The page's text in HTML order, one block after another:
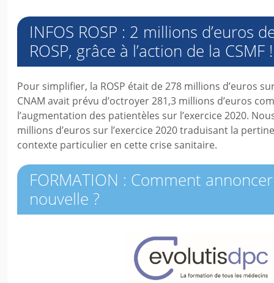
INFOS ROSP : 2 millions d’euros
ROSP, grâce à l’action de la CSMF !
Pour simplifier, la ROSP était de 278 millions d’euros
CNAM avait prévu d’octroyer 281,3 millions d’euros
l’augmentation des patientèles sur l’exercice 2020.
millions d’euros sur l’exercice 2020 traduisant la
contexte particulier en cette crise sanitaire.
FORMATION : Comment
nouvelle ?